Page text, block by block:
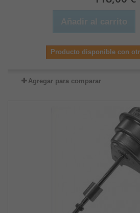
Producto disponible con
Agregar para comparar